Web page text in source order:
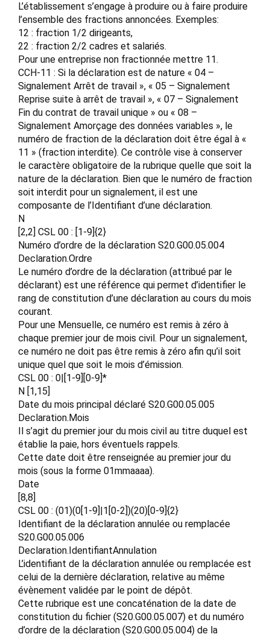
L’établissement s’engage à produire ou à faire produire
l’ensemble des fractions annoncées. Exemples:
12 : fraction 1/2 dirigeants,
22 : fraction 2/2 cadres et salariés.
Pour une entreprise non fractionnée mettre 11.
CCH-11 : Si la déclaration est de nature « 04 –
Signalement Arrêt de travail », « 05 – Signalement
Reprise suite à arrêt de travail », « 07 – Signalement
Fin du contrat de travail unique » ou « 08 –
Signalement Amorçage des données variables », le
numéro de fraction de la déclaration doit être égal à «
11 » (fraction interdite). Ce contrôle vise à conserver
le caractère obligatoire de la rubrique quelle que soit la
nature de la déclaration. Bien que le numéro de fraction
soit interdit pour un signalement, il est une
composante de l’Identifiant d’une déclaration.
N
[2,2] CSL 00 : [1-9]{2}
Numéro d’ordre de la déclaration S20.G00.05.004
Declaration.Ordre
Le numéro d’ordre de la déclaration (attribué par le
déclarant) est une référence qui permet d’identifier le
rang de constitution d’une déclaration au cours du mois
courant.
Pour une Mensuelle, ce numéro est remis à zéro à
chaque premier jour de mois civil. Pour un signalement,
ce numéro ne doit pas être remis à zéro afin qu’il soit
unique quel que soit le mois d’émission.
CSL 00 : 0|[1-9][0-9]*
N [1,15]
Date du mois principal déclaré S20.G00.05.005
Declaration.Mois
Il s’agit du premier jour du mois civil au titre duquel est
établie la paie, hors éventuels rappels.
Cette date doit être renseignée au premier jour du
mois (sous la forme 01mmaaaa).
Date
[8,8]
CSL 00 : (01)(0[1-9]|1[0-2])(20)[0-9]{2}
Identifiant de la déclaration annulée ou remplacée
S20.G00.05.006
Declaration.IdentifiantAnnulation
L’identifiant de la déclaration annulée ou remplacée est
celui de la dernière déclaration, relative au même
évènement validée par le point de dépôt.
Cette rubrique est une concaténation de la date de
constitution du fichier (S20.G00.05.007) et du numéro
d’ordre de la déclaration (S20.G00.05.004) de la